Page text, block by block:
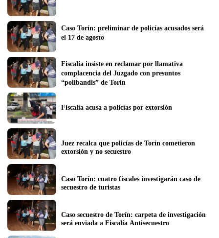
Caso Torín: preliminar de policías acusados será
Fiscalía insiste en reclamar por llamativa
complacencia del Juzgado con presuntos
“polibandis” de Torín
Fiscalía acusa a policías por extorsión
Juez recalca que policías de Torín cometieron
extorsión y no secuestro
Caso Torín: cuatro fiscales investigarán caso de
Caso secuestro de Torín: carpeta de investigación